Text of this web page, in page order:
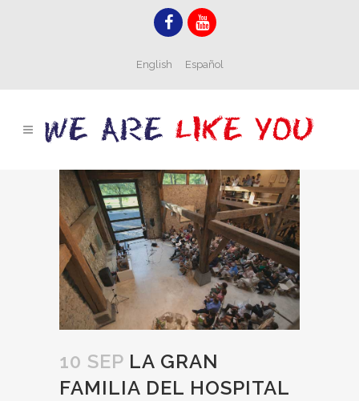
English Español
10 SEP LA GRAN
FAMILIA DEL HOSPITAL